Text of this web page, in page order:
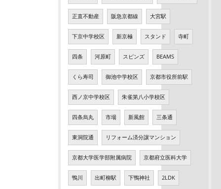
正直不動産 阪急京都線 大宮駅
下京中学校区 新京極 スタンド 寺町
四条 河原町 スピンズ BEAMS
くら寿司 御池中学校区 京都市役所前駅
西ノ京中学校区 朱雀第八小学校区
四条烏丸 市場 新風館 三条通
東洞院通 リフォーム済分譲マンション
京都大学医学部附属病院 京都府立医科大学
鴨川 出町柳駅 下鴨神社 2LDK